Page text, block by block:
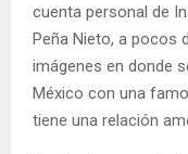
cuenta personal de
Peña Nieto, a pocos
imágenes en donde
México con una
tiene una relación